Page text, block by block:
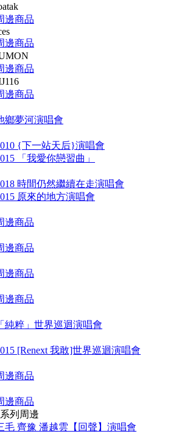
邊商品
邊商品
邊商品
邊商品
鄉夢河演唱會
{下一站天后}演唱會
「我愛你戀習曲」
時間仍然繼續在走演唱會
原來的地方演唱會
邊商品
邊商品
邊商品
邊商品
「純粹」世界巡迴演唱會
[Renext 我敢]世界巡迴演唱會
邊商品
邊商品
列周邊
毛 齊豫 潘越雲【回聲】演唱會